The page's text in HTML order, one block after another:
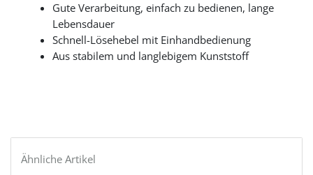
Gute Verarbeitung, einfach zu bedienen, lange
Lebensdauer
Schnell-Lösehebel mit Einhandbedienung
Aus stabilem und langlebigem Kunststoff
Ähnliche Artikel